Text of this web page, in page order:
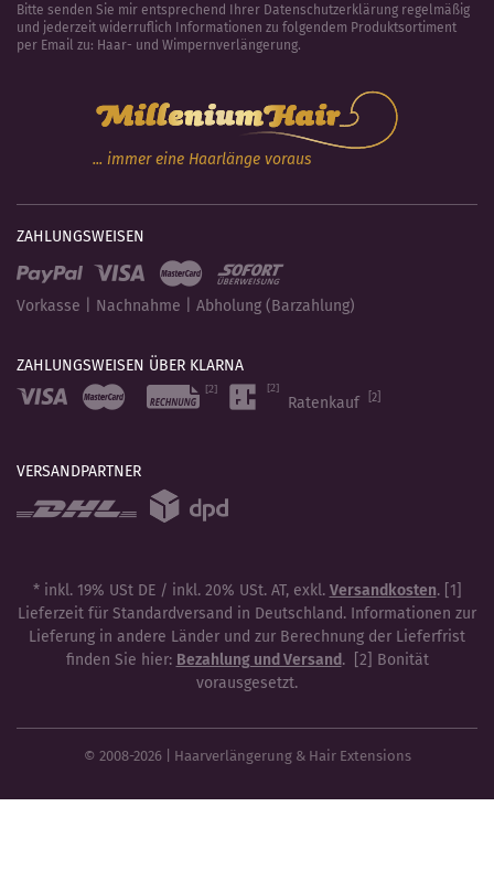
Bitte senden Sie mir entsprechend Ihrer Datenschutzerklärung regelmäßig
und jederzeit widerruflich Informationen zu folgendem Produktsortiment
per Email zu: Haar- und Wimpernverlängerung.
... immer eine Haarlänge voraus
ZAHLUNGSWEISEN
Vorkasse | Nachnahme | Abholung (Barzahlung)
ZAHLUNGSWEISEN ÜBER KLARNA
Ratenkauf
[2]
VERSANDPARTNER
* inkl. 19% USt DE / inkl. 20% USt. AT, exkl. Versandkosten. [1]
Lieferzeit für Standardversand in Deutschland. Informationen zur
Lieferung in andere Länder und zur Berechnung der Lieferfrist
finden Sie hier: Bezahlung und Versand. [2] Bonität
vorausgesetzt.
© 2008-2026 | Haarverlängerung & Hair Extensions